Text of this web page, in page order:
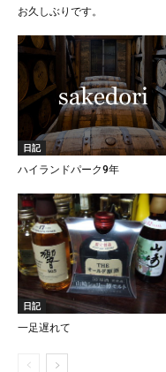
お久しぶりです。
日記
ハイランドパーク9年
日記
一足遅れて